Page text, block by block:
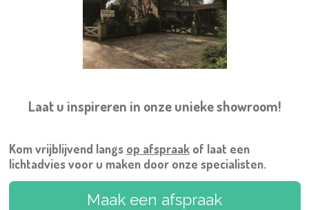
Laat u inspireren in onze unieke showroom!
Kom vrijblijvend langs op afspraakof laat een
lichtadvies voor u maken door onze specialisten.
Maak een afspraak